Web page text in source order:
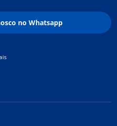
no Whatsapp